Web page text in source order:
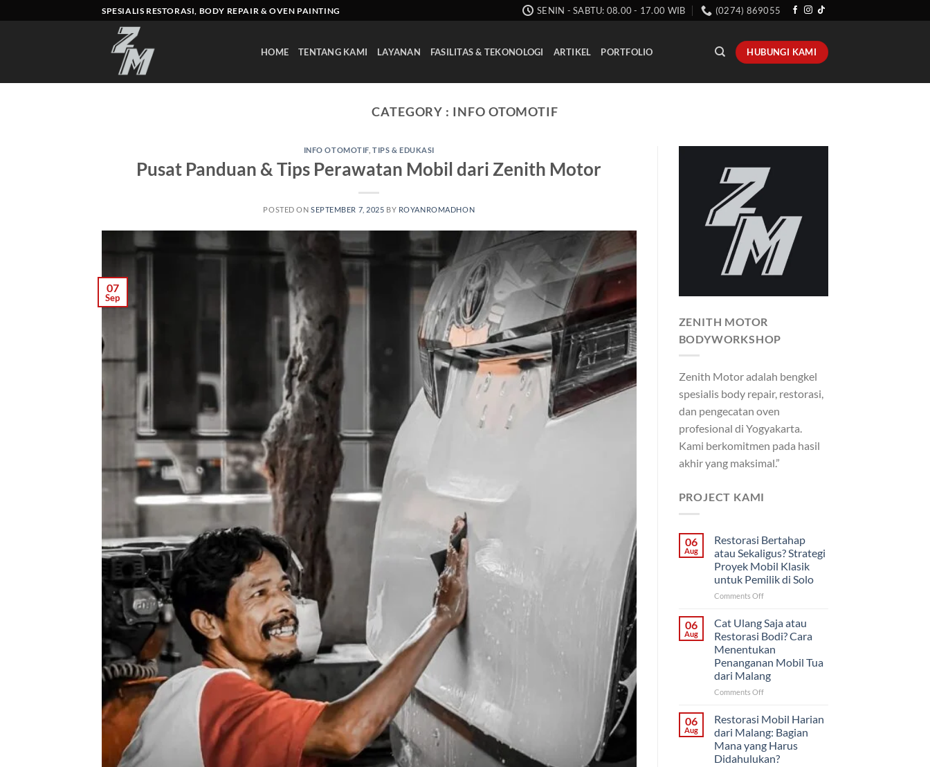
to
SPESIALIS RESTORASI, BODY REPAIR & OVEN PAINTING SENIN - SABTU: 08.00 - 17.00 WIB (0274) 869055
HOME TENTANG KAMI LAYANAN FASILITAS & TEKONOLOGI ARTIKEL PORTFOLIO HUBUNGI KAMI
CATEGORY : INFO OTOMOTIF
INFO OTOMOTIF,TIPS & EDUKASI
Pusat Panduan & Tips Perawatan Mobil dari Zenith Motor
POSTED ONSEPTEMBER 7, 2025 BY ROYANROMADHON
07
Sep
ZENITH MOTOR
BODYWORKSHOP
Zenith Motor adalah bengkel
spesialis body repair, restorasi,
dan pengecatan oven
profesional di Yogyakarta.
Kami berkomitmen pada hasil
akhir yang maksimal.”
PROJECT KAMI
06
Aug
Restorasi Bertahap
atau Sekaligus? Strategi
Proyek Mobil Klasik
untuk Pemilik di Solo
Comments Offon
Bertahap
atau
Sekaligus?
Strategi
Proyek
Mobil
Klasik
di
Solo
06
Aug
Cat Ulang Saja atau
Restorasi Bodi? Cara
Menentukan
Penanganan Mobil Tua
dari Malang
Comments Offon
Ulang
Saja
atau
Restorasi
Bodi?
06
Aug
Restorasi Mobil Harian
dari Malang: Bagian
Mana yang Harus
Didahulukan?